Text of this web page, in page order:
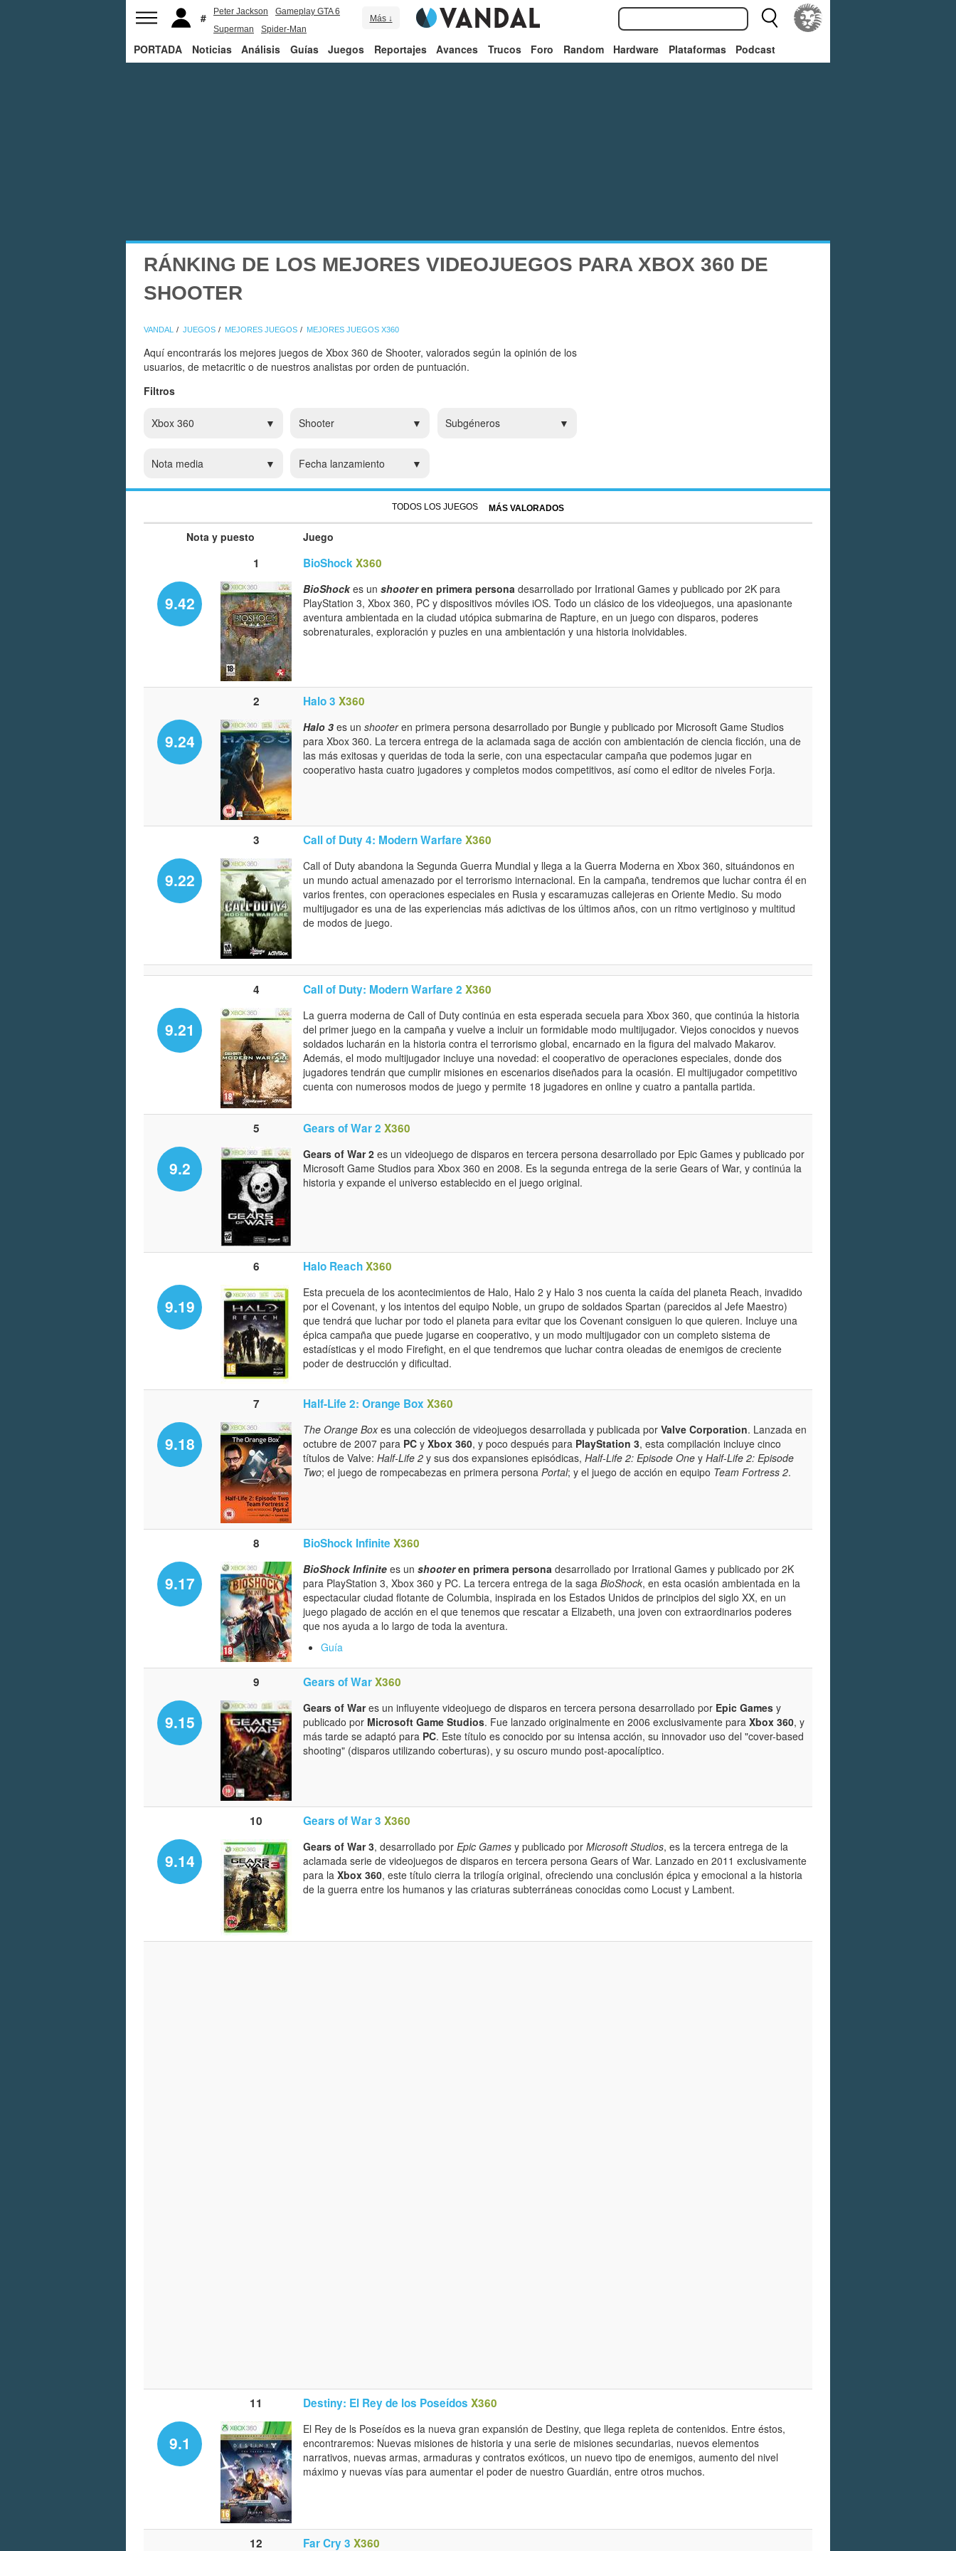
Peter Jackson
Gameplay GTA 6
Superman
Spider-Man
Más ↓
PORTADA Noticias Análisis Guías Juegos Reportajes Avances Trucos Foro Random Hardware Plataformas Podcast
RÁNKING DE LOS MEJORES VIDEOJUEGOS PARA XBOX 360 DE
SHOOTER
VANDAL JUEGOS MEJORES JUEGOS MEJORES JUEGOS X360
Aquí encontrarás los mejores juegos de Xbox 360 de Shooter, valorados según la opinión de los
usuarios, de metacritic o de nuestros analistas por orden de puntuación.
Filtros
Xbox 360 Shooter Subgéneros
Nota media Fecha lanzamiento
TODOS LOS JUEGOS MÁS VALORADOS
Nota y puesto Juego
1 BioShockX360
9.42
BioShockes un shooteren primera persona desarrollado por Irrational Games y publicado por 2K para
PlayStation 3, Xbox 360, PC y dispositivos móviles iOS. Todo un clásico de los videojuegos, una apasionante
aventura ambientada en la ciudad utópica submarina de Rapture, en un juego con disparos, poderes
sobrenaturales, exploración y puzles en una ambientación y una historia inolvidables.
2 Halo 3 X360
9.24
Halo 3 es un shooteren primera persona desarrollado por Bungie y publicado por Microsoft Game Studios
para Xbox 360. La tercera entrega de la aclamada saga de acción con ambientación de ciencia ficción, una de
las más exitosas y queridas de toda la serie, con una espectacular campaña que podemos jugar en
cooperativo hasta cuatro jugadores y completos modos competitivos, así como el editor de niveles Forja.
3 Call of Duty 4: Modern Warfare X360
9.22
Call of Duty abandona la Segunda Guerra Mundial y llega a la Guerra Moderna en Xbox 360, situándonos en
un mundo actual amenazado por el terrorismo internacional. En la campaña, tendremos que luchar contra él en
varios frentes, con operaciones especiales en Rusia y escaramuzas callejeras en Oriente Medio. Su modo
multijugador es una de las experiencias más adictivas de los últimos años, con un ritmo vertiginoso y multitud
de modos de juego.
4 Call of Duty: Modern Warfare 2 X360
9.21
La guerra moderna de Call of Duty continúa en esta esperada secuela para Xbox 360, que continúa la historia
del primer juego en la campaña y vuelve a incluir un formidable modo multijugador. Viejos conocidos y nuevos
soldados lucharán en la historia contra el terrorismo global, encarnado en la figura del malvado Makarov.
Además, el modo multijugador incluye una novedad: el cooperativo de operaciones especiales, donde dos
jugadores tendrán que cumplir misiones en escenarios diseñados para la ocasión. El multijugador competitivo
cuenta con numerosos modos de juego y permite 18 jugadores en online y cuatro a pantalla partida.
5 Gears of War 2 X360
9.2
Gears of War 2 es un videojuego de disparos en tercera persona desarrollado por Epic Games y publicado por
Microsoft Game Studios para Xbox 360 en 2008. Es la segunda entrega de la serie Gears of War, y continúa la
historia y expande el universo establecido en el juego original.
6 Halo ReachX360
9.19
Esta precuela de los acontecimientos de Halo, Halo 2 y Halo 3 nos cuenta la caída del planeta Reach, invadido
por el Covenant, y los intentos del equipo Noble, un grupo de soldados Spartan (parecidos al Jefe Maestro)
que tendrá que luchar por todo el planeta para evitar que los Covenant consiguen lo que quieren. Incluye una
épica campaña que puede jugarse en cooperativo, y un modo multijugador con un completo sistema de
estadísticas y el modo Firefight, en el que tendremos que luchar contra oleadas de enemigos de creciente
poder de destrucción y dificultad.
7 Half-Life 2: Orange Box X360
9.18
The Orange Boxes una colección de videojuegos desarrollada y publicada por Valve Corporation. Lanzada en
octubre de 2007 para PC y Xbox 360, y poco después para PlayStation 3, esta compilación incluye cinco
títulos de Valve: Half-Life 2 y sus dos expansiones episódicas, Half-Life 2: Episode One y Half-Life 2: Episode
Two; el juego de rompecabezas en primera persona Portal; y el juego de acción en equipo Team Fortress 2.
8 BioShock Infinite X360
9.17
BioShock Infinite es un shooteren primera persona desarrollado por Irrational Games y publicado por 2K
para PlayStation 3, Xbox 360 y PC. La tercera entrega de la saga BioShock, en esta ocasión ambientada en la
espectacular ciudad flotante de Columbia, inspirada en los Estados Unidos de principios del siglo XX, en un
juego plagado de acción en el que tenemos que rescatar a Elizabeth, una joven con extraordinarios poderes
que nos ayuda a lo largo de toda la aventura.
Guía
9 Gears of WarX360
9.15
Gears of Wares un influyente videojuego de disparos en tercera persona desarrollado por Epic Games y
publicado por Microsoft Game Studios. Fue lanzado originalmente en 2006 exclusivamente para Xbox 360, y
más tarde se adaptó para PC. Este título es conocido por su intensa acción, su innovador uso del "cover-based
shooting" (disparos utilizando coberturas), y su oscuro mundo post-apocalíptico.
10 Gears of War 3 X360
9.14
Gears of War 3, desarrollado por Epic Games y publicado por Microsoft Studios, es la tercera entrega de la
aclamada serie de videojuegos de disparos en tercera persona Gears of War. Lanzado en 2011 exclusivamente
para la Xbox 360, este título cierra la trilogía original, ofreciendo una conclusión épica y emocional a la historia
de la guerra entre los humanos y las criaturas subterráneas conocidas como Locust y Lambent.
11 Destiny: El Rey de los Poseídos X360
9.1
El Rey de ls Poseídos es la nueva gran expansión de Destiny, que llega repleta de contenidos. Entre éstos,
encontraremos: Nuevas misiones de historia y una serie de misiones secundarias, nuevos elementos
narrativos, nuevas armas, armaduras y contratos exóticos, un nuevo tipo de enemigos, aumento del nivel
máximo y nuevas vías para aumentar el poder de nuestro Guardián, entre otros muchos.
12 Far Cry 3 X360